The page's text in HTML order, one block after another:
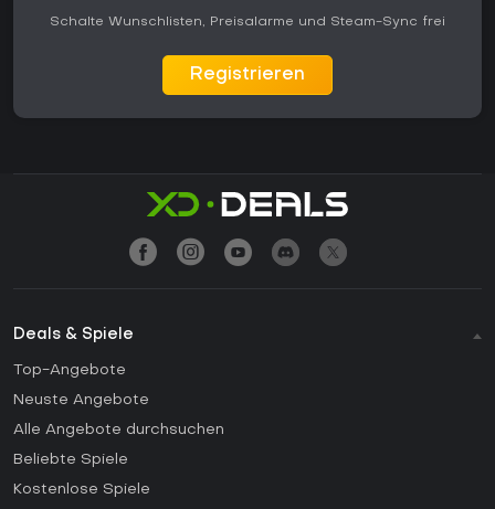
Schalte Wunschlisten, Preisalarme und Steam-Sync frei
Registrieren
Deals & Spiele
Top-Angebote
Neuste Angebote
Alle Angebote durchsuchen
Beliebte Spiele
Kostenlose Spiele